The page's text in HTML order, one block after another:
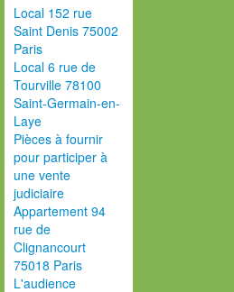
Local 152 rue
Saint Denis 75002
Paris
Local 6 rue de
Tourville 78100
Saint-Germain-en-
Laye
Pièces à fournir
pour participer à
une vente
judiciaire
Appartement 94
rue de
Clignancourt
75018 Paris
L'audience